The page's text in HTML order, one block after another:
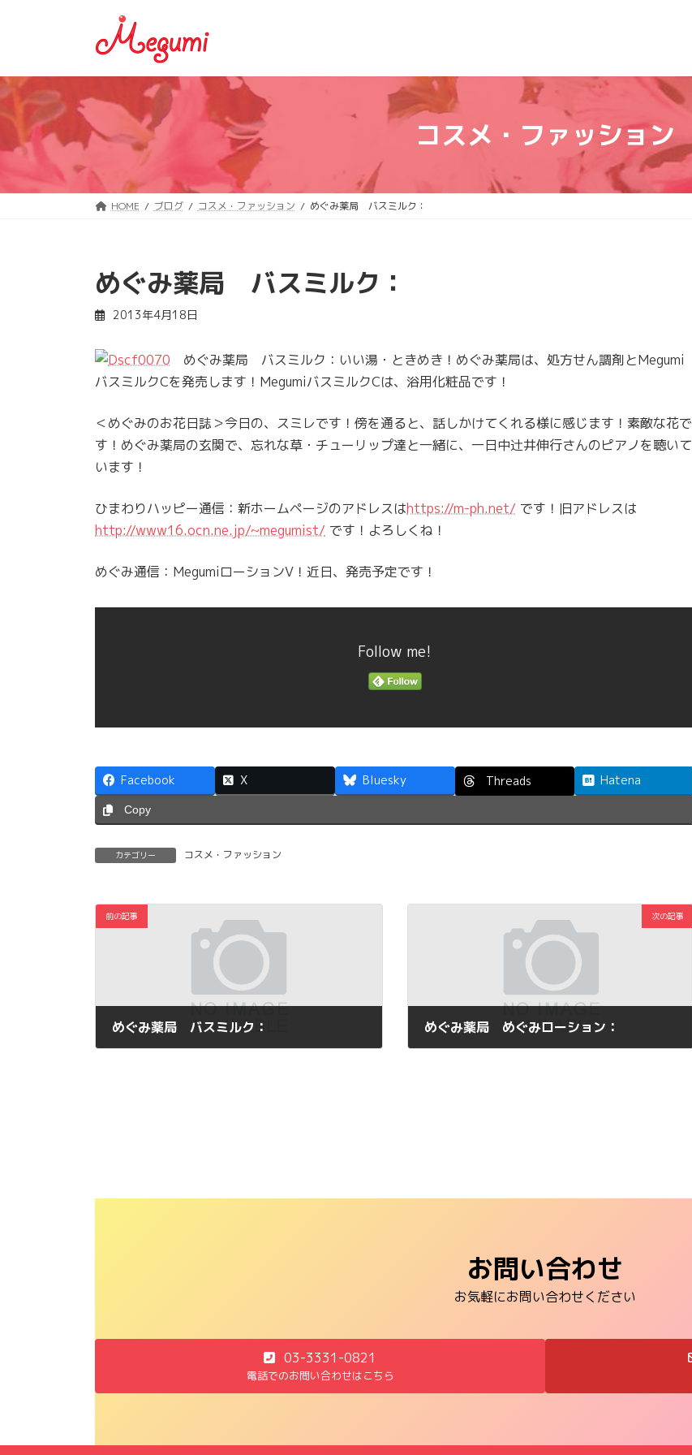
ツ
へ
ス
ッ
シ
ョ
ン
移
コスメ・ファッション
HOME ブログ コスメ・ファッション めぐみ薬局 バスミルク：
めぐみ薬局 バスミルク：
2013年4月18日
めぐみ薬局 バスミルク：いい湯・ときめき！めぐみ薬局は、処方せん調剤とMegumi
バスミルクCを発売します！MegumiバスミルクCは、浴用化粧品です！
＜めぐみのお花日誌＞今日の、スミレです！傍を通ると、話しかけてくれる様に感じます！素敵な花で
す！めぐみ薬局の玄関で、忘れな草・チューリップ達と一緒に、一日中辻井伸行さんのピアノを聴いて
います！
ひまわりハッピー通信：新ホームページのアドレスはhttps://m-ph.net/ です！旧アドレスは
http://www16.ocn.ne.jp/~megumist/ です！よろしくね！
めぐみ通信：MegumiローションV！近日、発売予定です！
Follow me!
Facebook X Bluesky Threads Hatena
Copy
カテゴリー コスメ・ファッション
前の記事
めぐみ薬局 バスミルク：
次の記事
めぐみ薬局 めぐみローション：
お問い合わせ
お気軽にお問い合わせください
03-3331-0821
電話でのお問い合わせはこちら